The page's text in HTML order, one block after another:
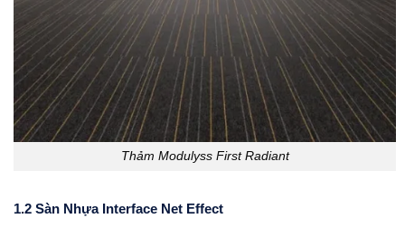
Thảm Modulyss First Radiant
1.2 Sàn Nhựa Interface Net Effect